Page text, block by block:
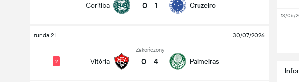
Coritiba 0 - 1 Cruzeiro
runda 21 30/07/2026
Vitória
2
Zakończony
0 - 4 Palmeiras
13/06/